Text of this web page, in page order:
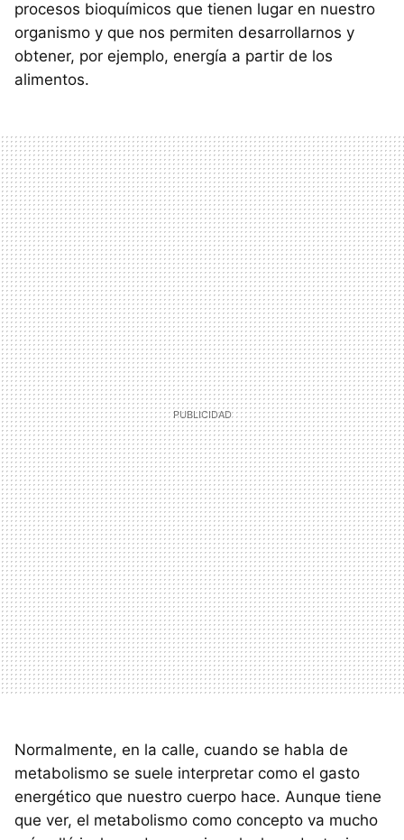
procesos bioquímicos que tienen lugar en nuestro
organismo y que nos permiten desarrollarnos y
obtener, por ejemplo, energía a partir de los
alimentos.
Normalmente, en la calle, cuando se habla de
metabolismo se suele interpretar como el gasto
energético que nuestro cuerpo hace. Aunque tiene
que ver, el metabolismo como concepto va mucho